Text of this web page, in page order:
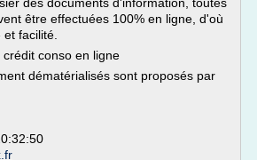
être effectuées 100% en ligne, d'où
facilité.
conso en ligne
dématérialisés sont proposés par